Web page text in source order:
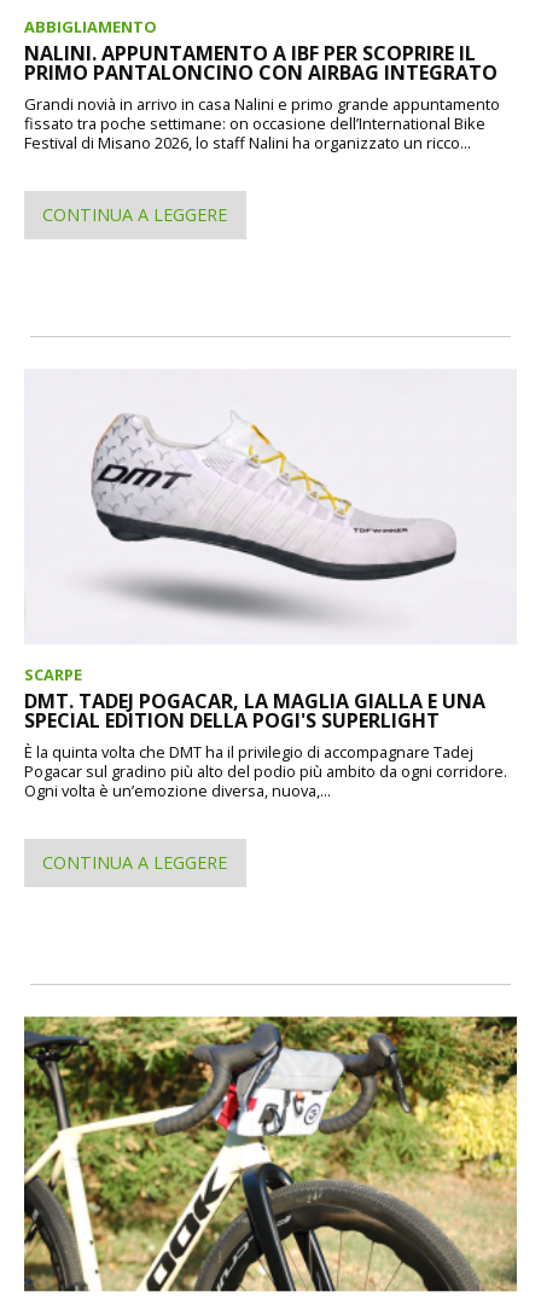
ABBIGLIAMENTO
NALINI. APPUNTAMENTO A IBF PER SCOPRIRE IL
PRIMO PANTALONCINO CON AIRBAG INTEGRATO
Grandi novià in arrivo in casa Nalini e primo grande appuntamento
fissato tra poche settimane: on occasione dell’International Bike
Festival di Misano 2026, lo staff Nalini ha organizzato un ricco...
CONTINUA A LEGGERE
SCARPE
DMT. TADEJ POGACAR, LA MAGLIA GIALLA E UNA
SPECIAL EDITION DELLA POGI'S SUPERLIGHT
È la quinta volta che DMT ha il privilegio di accompagnare Tadej
Pogacar sul gradino più alto del podio più ambito da ogni corridore.
Ogni volta è un’emozione diversa, nuova,...
CONTINUA A LEGGERE